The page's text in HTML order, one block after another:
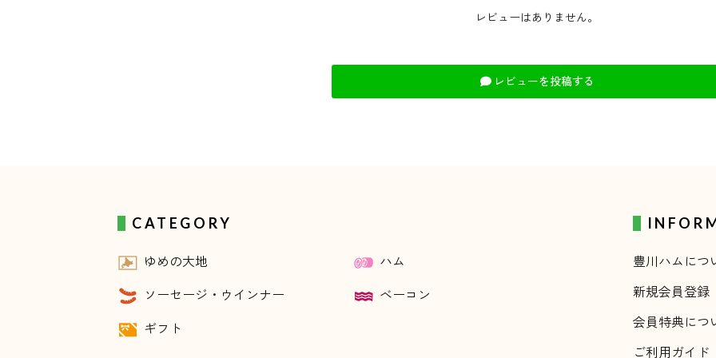
レビューはありません。
レビューを投稿する
CATEGORY
ゆめの大地 ハム
ソーセージ・ウインナー ベーコン
ギフト
豊川ハムにつ
新規会員登録
会員特典につ
ご利用ガイド